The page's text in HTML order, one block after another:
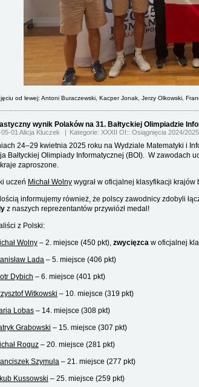
od lewej: Antoni Buraczewski, Kacper Jonak, Jerzy Olkowski,
wynik Polaków na 31. Bałtyckiej Olimpiadzie
01 Alicja Kluczek Kategorie: XXXII OI Osiągnięcia 2024/2025
24–29 kwietnia 2025 roku na Wydziale Matematyki i
Bałtyckiej Olimpiady Informatycznej (BOI). W zawodach
zaproszone.
uczeń Michał Wolny wygrał w oficjalnej klasyfikacji krajów
informujemy również, że polscy zawodnicy zdobyli
z naszych reprezentantów przywiózł medal!
z Polski:
Wolny – 2. miejsce (450 pkt), zwycięzca w oficjalnej
Lada – 5. miejsce (406 pkt)
Dybich – 6. miejsce (401 pkt)
Witkowski – 10. miejsce (319 pkt)
Lobas – 14. miejsce (308 pkt)
Grabowski – 15. miejsce (307 pkt)
Roguz – 20. miejsce (281 pkt)
Szymula – 21. miejsce (277 pkt)
Kussowski – 25. miejsce (259 pkt)